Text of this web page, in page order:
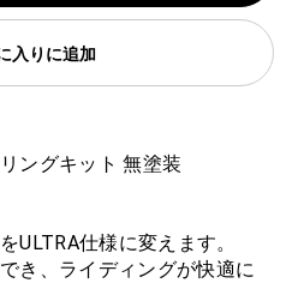
入りに追加
ングキット 無塗装
ULTRA仕様に変えます。
き、ライディングが快適に